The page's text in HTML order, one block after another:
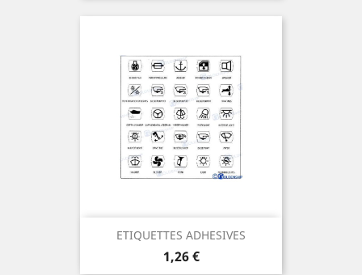
ETIQUETTES ADHESIVES
Prix
1,26 €